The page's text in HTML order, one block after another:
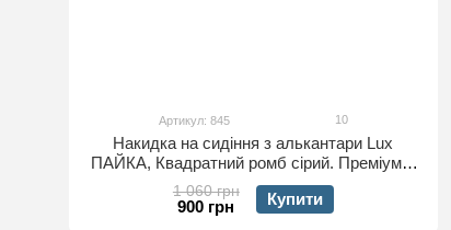
Артикул: 845 10
Накидка на сидіння з алькантари Lux
ПАЙКА, Квадратний ромб сірий. Преміум+.
1 передня
1 060 грн
900 грн Купити